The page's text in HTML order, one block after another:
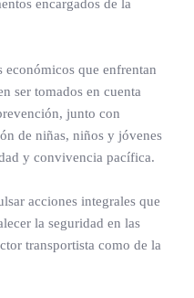
encargados de la
que enfrentan
ser tomados en cuenta
junto con
de niñas, niños y jóvenes
y convivencia pacífica.
acciones integrales que
la seguridad en las
transportista como de la